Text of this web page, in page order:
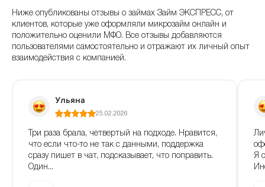
Ниже опубликованы отзывы о займах Займ ЭКСПРЕСС, от
клиентов, которые уже оформляли микрозайм онлайн и
положительно оценили МФО. Все отзывы добавляются
пользователями самостоятельно и отражают их личный опыт
взаимодействия с компанией.
Ульяна
25.02.2026
Три раза брала, четвертый на подходе. Нравится,
что если что-то не так с данными, поддержка
сразу пишет в чат, подсказывает, что поправить.
Один...
Я